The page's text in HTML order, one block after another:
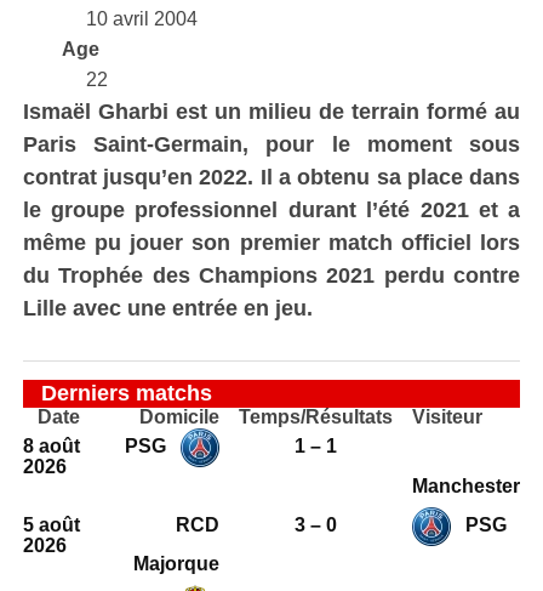
10 avril 2004
Age
22
Ismaël Gharbi est un milieu de terrain formé au
Paris Saint-Germain, pour le moment sous
contrat jusqu’en 2022. Il a obtenu sa place dans
le groupe professionnel durant l’été 2021 et a
même pu jouer son premier match officiel lors
du Trophée des Champions 2021 perdu contre
Lille avec une entrée en jeu.
Derniers matchs
Date Domicile Temps/Résultats
Visiteur
8 août
2026
PSG
1 – 1
Manchester
5 août
2026
RCD
Majorque
3 – 0 PSG